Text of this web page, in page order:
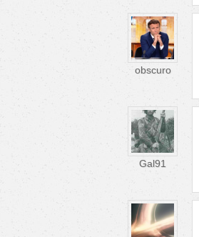
obscuro
Gal91